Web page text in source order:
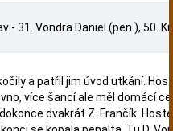
- 31. Vondra Daniel (pen.), 50.
a patřil jim úvod utkání.
více šancí ale měl domácí
dvakrát Z. Frančík.